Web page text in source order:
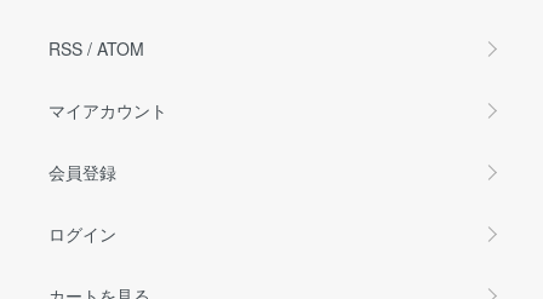
RSS / ATOM
マイアカウント
会員登録
ログイン